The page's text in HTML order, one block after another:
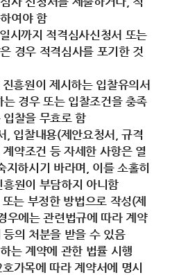
여야 함
시까지 적격심사신청서 또는
경우 적격심사를 포기한 것
흥원이 제시하는 입찰유의서
경우 또는 입찰조건을 충족
찰을 무효로 함
, 입찰내용(제안요청서, 규격
약조건 등 자세한 사항은 열
지하시기 바라며, 이를 소홀히
원이 부담하지 아니함
는 부정한 방법으로 작성(제
우에는 관련법규에 따라 계약
의 처분을 받을 수 있음
는 계약에 관한 법률 시행
가목에 따라 계약서에 명시